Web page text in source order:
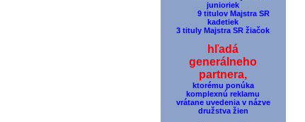
junioriek
9 titulov Majstra SR
kadetiek
3 tituly Majstra SR žiačok
hľadá
generálneho
partnera,
ktorému ponúka
komplexnú reklamu
vrátane uvedenia v názve
družstva žien